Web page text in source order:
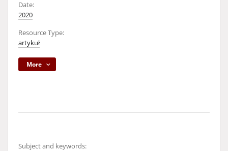
Date:
2020
Resource Type:
artykuł
More
Subject and keywords: